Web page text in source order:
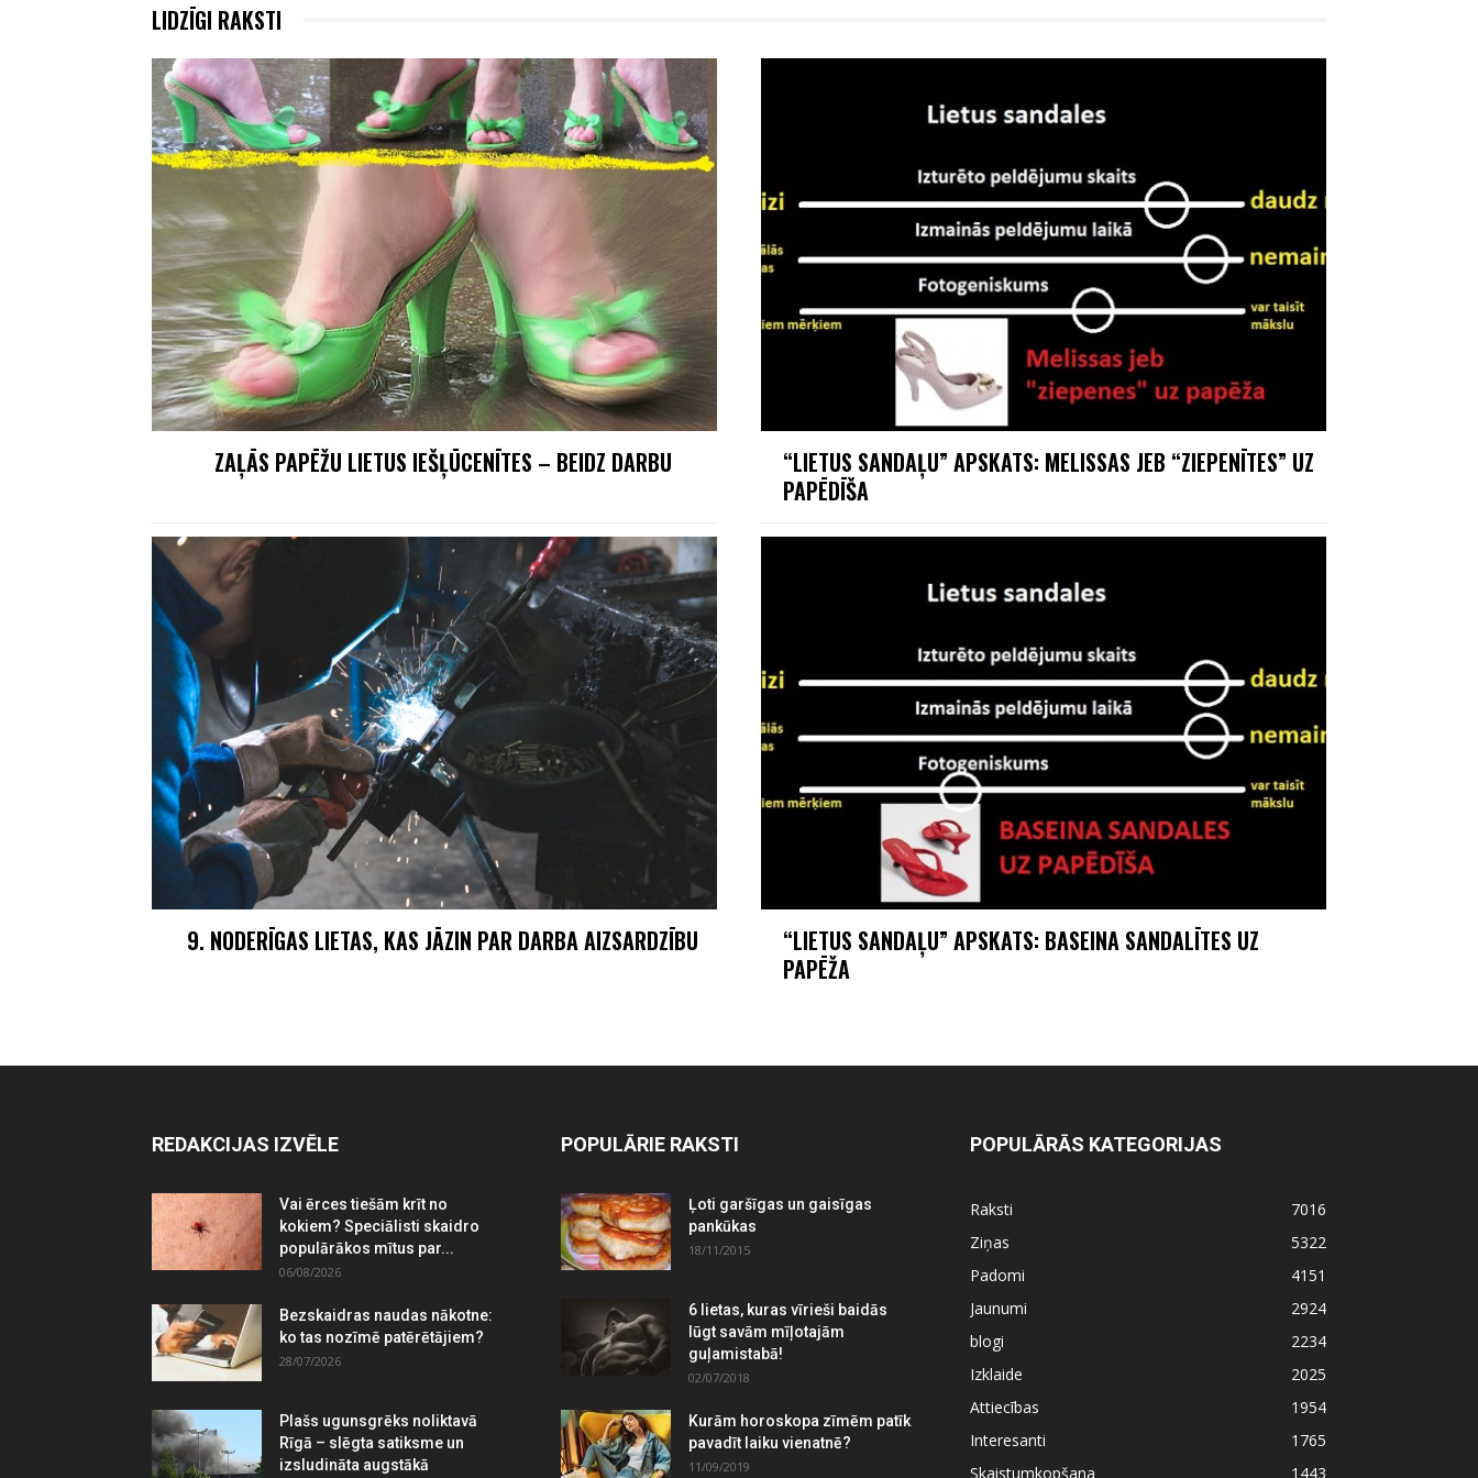
LIDZĪGI RAKSTI
ZAĻĀS PAPĒŽU LIETUS IEŠĻŪCENĪTES – BEIDZ DARBU
“LIETUS SANDAĻU” APSKATS: MELISSAS JEB “ZIEPENĪTES” UZ
PAPĒDĪŠA
9. NODERĪGAS LIETAS, KAS JĀZIN PAR DARBA AIZSARDZĪBU
“LIETUS SANDAĻU” APSKATS: BASEINA SANDALĪTES UZ
PAPĒŽA
REDAKCIJAS IZVĒLE
Vai ērces tiešām krīt no
kokiem? Speciālisti skaidro
populārākos mītus par...
06/08/2026
Bezskaidras naudas nākotne:
ko tas nozīmē patērētājiem?
28/07/2026
Plašs ugunsgrēks noliktavā
Rīgā – slēgta satiksme un
izsludināta augstākā
POPULĀRIE RAKSTI
Ļoti garšīgas un gaisīgas
pankūkas
18/11/2015
6 lietas, kuras vīrieši baidās
lūgt savām mīļotajām
guļamistabā!
02/07/2018
Kurām horoskopa zīmēm patīk
pavadīt laiku vienatnē?
11/09/2019
POPULĀRĀS KATEGORIJAS
Raksti
7016
Ziņas
5322
Padomi
4151
Jaunumi
2924
blogi
2234
Izklaide
2025
Attiecības
1954
Interesanti
1765
Skaistumkopšana
1443